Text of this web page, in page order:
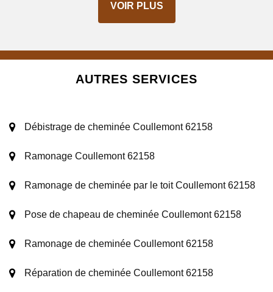
VOIR PLUS
AUTRES SERVICES
Débistrage de cheminée Coullemont 62158
Ramonage Coullemont 62158
Ramonage de cheminée par le toit Coullemont 62158
Pose de chapeau de cheminée Coullemont 62158
Ramonage de cheminée Coullemont 62158
Réparation de cheminée Coullemont 62158